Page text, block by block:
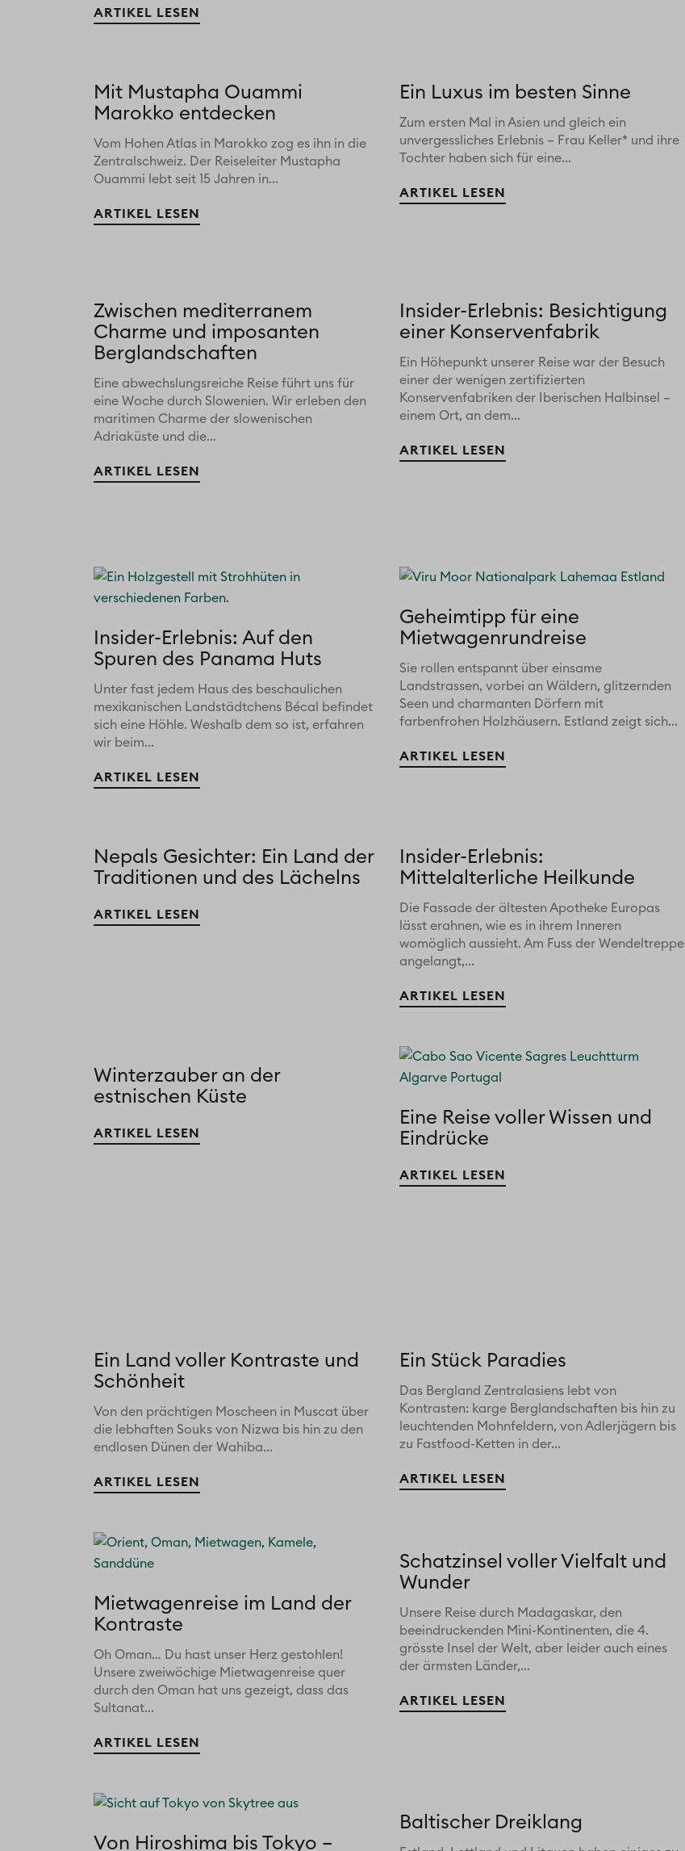
ARTIKEL LESEN
Mit Mustapha Ouammi
Marokko entdecken
Vom Hohen Atlas in Marokko zog es ihn in die
Zentralschweiz. Der Reiseleiter Mustapha
Ouammi lebt seit 15 Jahren in...
ARTIKEL LESEN
Ein Luxus im besten Sinne
Zum ersten Mal in Asien und gleich ein
unvergessliches Erlebnis – Frau Keller* und ihre
Tochter haben sich für eine...
ARTIKEL LESEN
Zwischen mediterranem
Charme und imposanten
Berglandschaften
Eine abwechslungsreiche Reise führt uns für
eine Woche durch Slowenien. Wir erleben den
maritimen Charme der slowenischen
Adriaküste und die...
ARTIKEL LESEN
Insider-Erlebnis: Besichtigung
einer Konservenfabrik
Ein Höhepunkt unserer Reise war der Besuch
einer der wenigen zertifizierten
Konservenfabriken der Iberischen Halbinsel –
einem Ort, an dem...
ARTIKEL LESEN
Insider-Erlebnis: Auf den
Spuren des Panama Huts
Unter fast jedem Haus des beschaulichen
mexikanischen Landstädtchens Bécal befindet
sich eine Höhle. Weshalb dem so ist, erfahren
wir beim...
ARTIKEL LESEN
Geheimtipp für eine
Mietwagenrundreise
Sie rollen entspannt über einsame
Landstrassen, vorbei an Wäldern, glitzernden
Seen und charmanten Dörfern mit
farbenfrohen Holzhäusern. Estland zeigt sich...
ARTIKEL LESEN
Nepals Gesichter: Ein Land der
Traditionen und des Lächelns
ARTIKEL LESEN
Insider-Erlebnis:
Mittelalterliche Heilkunde
Die Fassade der ältesten Apotheke Europas
lässt erahnen, wie es in ihrem Inneren
womöglich aussieht. Am Fuss der Wendeltreppe
angelangt,...
ARTIKEL LESEN
Winterzauber an der
estnischen Küste
ARTIKEL LESEN
Eine Reise voller Wissen und
Eindrücke
ARTIKEL LESEN
Ein Land voller Kontraste und
Schönheit
Von den prächtigen Moscheen in Muscat über
die lebhaften Souks von Nizwa bis hin zu den
endlosen Dünen der Wahiba...
ARTIKEL LESEN
Ein Stück Paradies
Das Bergland Zentralasiens lebt von
Kontrasten: karge Berglandschaften bis hin zu
leuchtenden Mohnfeldern, von Adlerjägern bis
zu Fastfood-Ketten in der...
ARTIKEL LESEN
Mietwagenreise im Land der
Kontraste
Oh Oman… Du hast unser Herz gestohlen!
Unsere zweiwöchige Mietwagenreise quer
durch den Oman hat uns gezeigt, dass das
Sultanat...
ARTIKEL LESEN
Schatzinsel voller Vielfalt und
Wunder
Unsere Reise durch Madagaskar, den
beeindruckenden Mini-Kontinenten, die 4.
grösste Insel der Welt, aber leider auch eines
der ärmsten Länder,...
ARTIKEL LESEN
Von Hiroshima bis Tokyo –
Baltischer Dreiklang